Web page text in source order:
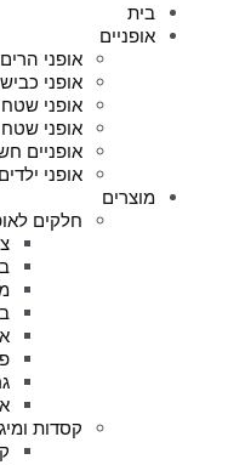
בית
אופניים
אופני הרים
אופני כביש
אופני שטח
אופני
אופניים
אופני ילדים
מוצרים
חלקים
קסדות